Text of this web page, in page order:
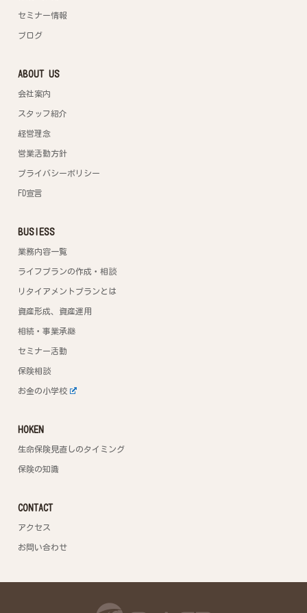
セミナー情報
ブログ
ABOUT US
会社案内
スタッフ紹介
経営理念
営業活動方針
プライバシーポリシー
FD宣言
BUSIESS
業務内容一覧
ライフプランの作成・相談
リタイアメントプランとは
資産形成、資産運用
相続・事業承継
セミナー活動
保険相談
お金の小学校
HOKEN
生命保険見直しのタイミング
保険の知識
CONTACT
アクセス
お問い合わせ